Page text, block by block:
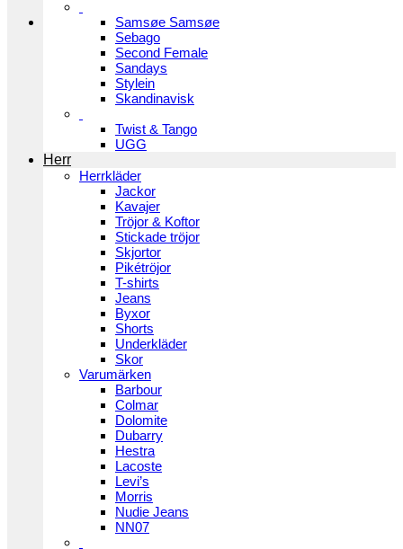
Samsøe Samsøe
Sebago
Second Female
Sandays
Stylein
Skandinavisk
Twist & Tango
UGG
Herr
Herrkläder
Jackor
Kavajer
Tröjor & Koftor
Stickade tröjor
Skjortor
Pikétröjor
T-shirts
Jeans
Byxor
Shorts
Underkläder
Skor
Varumärken
Barbour
Colmar
Dolomite
Dubarry
Hestra
Lacoste
Levi’s
Morris
Nudie Jeans
NN07